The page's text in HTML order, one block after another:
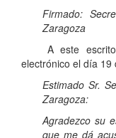
Firmado:
Zaragoza
A este escrito
electrónico el día 19
Estimado Sr.
Zaragoza:
Agradezco su
que me dá